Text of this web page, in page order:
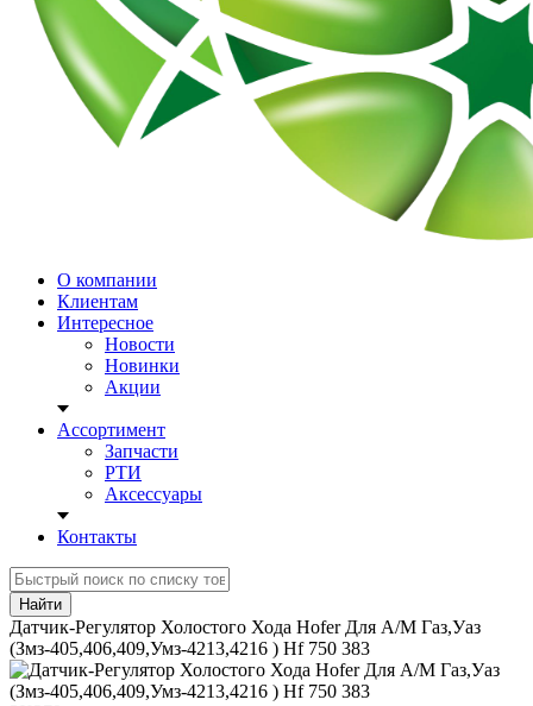
О компании
Клиентам
Интересное
Новости
Новинки
Акции
Ассортимент
Запчасти
РТИ
Аксессуары
Контакты
Найти
Датчик-Регулятор Холостого Хода Hofer Для А/М Газ,Уаз
(Змз-405,406,409,Умз-4213,4216 ) Hf 750 383